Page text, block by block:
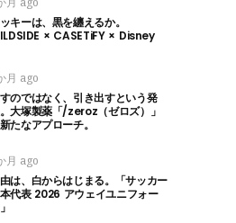
キーは、黒を纏えるか。
× CASETiFY × Disney
月 ago
のではなく、引き出すという発
大塚製薬「/zeroz（ゼロズ）」
たなアプローチ。
月 ago
は、白からはじまる。「サッカー
代表 2026 アウェイユニフォー